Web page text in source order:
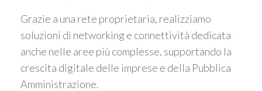
Grazie a una rete proprietaria, realizziamo
soluzioni di networking e connettività dedicata
anche nelle aree più complesse, supportando la
crescita digitale delle imprese e della Pubblica
Amministrazione.